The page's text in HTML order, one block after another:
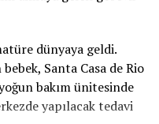
elçiliği önünde bir
bağlantısı olan
ortaya çıkıyor.
yakılmasının
dünyaya geldi.
Santa Casa de Rio
bakım ünitesinde
yapılacak tedavi